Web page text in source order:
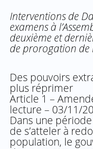
Interventions de
examens à
deuxième et
de prorogation de
Des pouvoirs
plus réprimer
Article 1 –
lecture – 03/11/
Dans une
de s’atteler à
population, le